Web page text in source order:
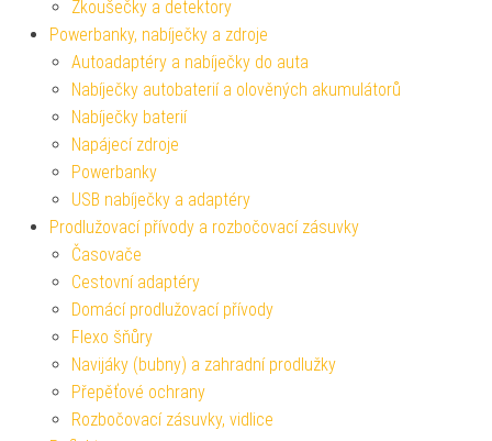
Zkoušečky a detektory
Powerbanky, nabíječky a zdroje
Autoadaptéry a nabíječky do auta
Nabíječky autobaterií a olověných akumulátorů
Nabíječky baterií
Napájecí zdroje
Powerbanky
USB nabíječky a adaptéry
Prodlužovací přívody a rozbočovací zásuvky
Časovače
Cestovní adaptéry
Domácí prodlužovací přívody
Flexo šňůry
Navijáky (bubny) a zahradní prodlužky
Přepěťové ochrany
Rozbočovací zásuvky, vidlice